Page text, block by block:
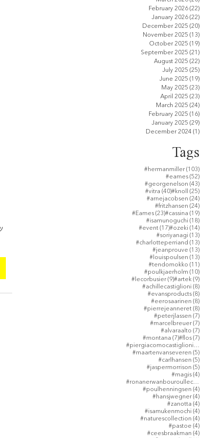
February 2026 (22)22
January 2026 (22)22
December 2025 (20)20
November 2025 (13)13
October 2025 (19)19
September 2025 (21)21
August 2025 (22)22
July 2025 (25)25
June 2025 (19)19
May 2025 (23)23
April 2025 (23)23
March 2025 (24)24
February 2025 (16)16
January 2025 (29)29
December 2024 (1)1 post
Tags
#hermanmiller (103)103
#eames (52)52
#georgenelson (43)43
#vitra (40)40 posts
#knoll (25)25
#arnejacobsen (24)24
#fritzhansen (24)24
#Eames (23)23 posts
#cassina (19)19
#isamunoguchi (18)18
#event (17)17 posts
#ozeki (14)14
#soriyanagi (13)13
#charlotteperriand (13)13
#jeanprouve (13)13
#louispoulsen (13)13
#tendomokko (11)11
#poulkjaerholm (10)10
#lecorbusier (9)9 posts
#artek (9)9 posts
#achillecastiglioni (8)8 posts
#evansproducts (8)8 posts
#eerosaarinen (8)8 posts
#pierrejeanneret (8)8 posts
#peterjlassen (7)7 posts
#marcelbreuer (7)7 posts
#alvaraalto (7)7 posts
#montana (7)7 posts
#flos (7)7 posts
#piergiacomocastiglioni
(5)
#maartenvanseveren (5)5 posts
#carlhansen (5)5 posts
#jaspermorrison (5)5 posts
#magis (4)4 posts
#ronanerwanbouroullec
(4)
#poulhenningsen (4)4 posts
#hansjwegner (4)4 posts
#zanotta (4)4 posts
#isamukenmochi (4)4 posts
#naturescollection (4)4 posts
#pastoe (4)4 posts
#ceesbraakman (4)4 posts